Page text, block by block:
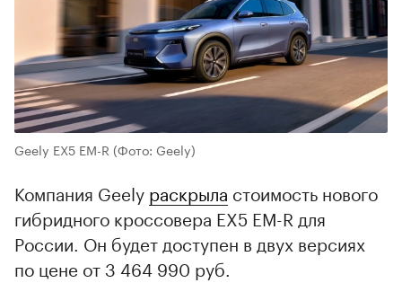
Geely EX5 EM-R (Фото: Geely)
Компания Geely раскрыла стоимость нового
гибридного кроссовера EX5 EM-R для
России. Он будет доступен в двух версиях
по цене от 3 464 990 руб.